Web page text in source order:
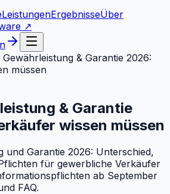
LeistungenErgebnisseÜber
↗
Gewährleistung & Garantie 2026:
müssen
& Garantie
wissen müssen
und Garantie 2026: Unterschied,
für gewerbliche Verkäufer
ab September
FAQ.